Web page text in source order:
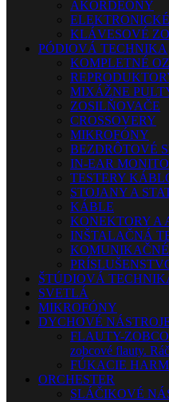
AKORDEÓNY
KLÁVESOVÉ
PÓDIOVÁ TECHNIKA
KOMPLETNÉ
MIXÁŽNE
ZOSILŇOVAČE
CROSSOVERY
MIKROFÓNY
BEZDRÔTOVÉ
IN-EAR
TESTERY
STOJANY A
KÁBLE
KONEKTORY A
INŠTALAČNÁ
ŠTÚDIOVÁ
SVETLÁ
MIKROFÓNY
DYCHOVÉ
FLAUTY-
zobcové flauty.
FÚKACIE
ORCHESTER
SLÁČIKOVÉ